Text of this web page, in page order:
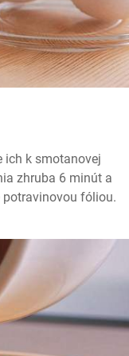
ich k smotanovej
zhruba 6 minút a
potravinovou fóliou.